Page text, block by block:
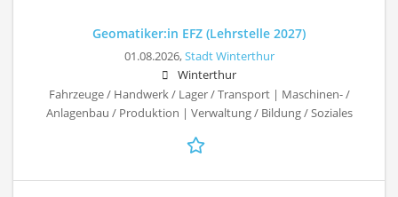
Geomatiker:in EFZ (Lehrstelle 2027)
01.08.2026,Stadt Winterthur
Winterthur
Fahrzeuge / Handwerk / Lager / Transport | Maschinen- /
Anlagenbau / Produktion | Verwaltung / Bildung / Soziales